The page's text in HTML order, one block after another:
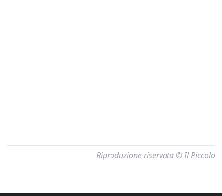
Riproduzione riservata © Il Piccolo